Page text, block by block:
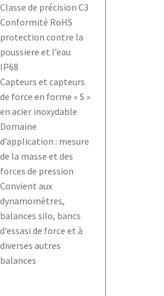
Classe de précision C3
Conformité RoHS
protection contre la
poussiere et l’eau
IP68
Capteurs et capteurs
de force en forme « S »
en acier inoxydable
Domaine
d’application : mesure
de la masse et des
forces de pression
Convient aux
dynamomètres,
balances silo, bancs
d’essasi de force et à
diverses autres
balances